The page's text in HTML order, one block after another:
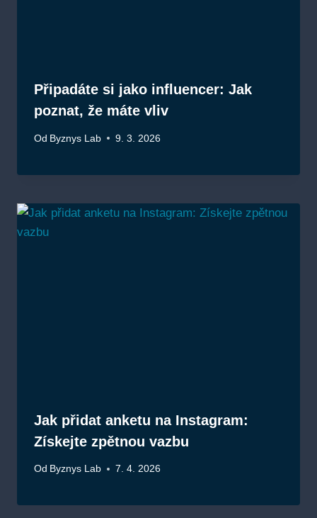
Připadáte si jako influencer: Jak
poznat, že máte vliv
Od Byznys Lab 9. 3. 2026
Jak přidat anketu na Instagram:
Získejte zpětnou vazbu
Od Byznys Lab 7. 4. 2026